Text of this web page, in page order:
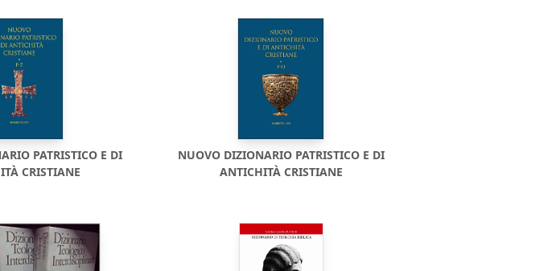
PATRISTICO E DI
CRISTIANE
NUOVO DIZIONARIO PATRISTICO E DI
ANTICHITÀ CRISTIANE